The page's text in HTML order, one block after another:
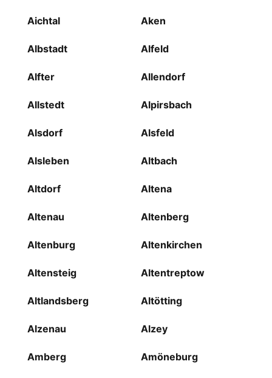
Aichtal Aken
Albstadt Alfeld
Alfter Allendorf
Allstedt Alpirsbach
Alsdorf Alsfeld
Alsleben Altbach
Altdorf Altena
Altenau Altenberg
Altenburg Altenkirchen
Altensteig Altentreptow
Altlandsberg Altötting
Alzenau Alzey
Amberg Amöneburg